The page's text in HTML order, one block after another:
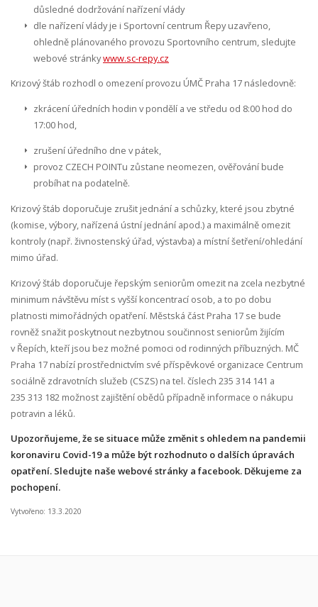
důsledné dodržování nařízení vlády
dle nařízení vlády je i Sportovní centrum Řepy uzavřeno,
ohledně plánovaného provozu Sportovního centrum, sledujte
webové stránkywww.sc-repy.cz
Krizový štáb rozhodl o omezení provozu ÚMČ Praha 17 následovně:
zkrácení úředních hodin v pondělí a ve středu od 8:00 hod do
17:00 hod,
zrušení úředního dne v pátek,
provoz CZECH POINTu zůstane neomezen, ověřování bude
probíhat na podatelně.
Krizový štáb doporučuje zrušit jednání a schůzky, které jsou zbytné
(komise, výbory, nařízená ústní jednání apod.) a maximálně omezit
kontroly (např. živnostenský úřad, výstavba) a místní šetření/ohledání
mimo úřad.
Krizový štáb doporučuje řepským seniorům omezit na zcela nezbytné
minimum návštěvu míst s vyšší koncentrací osob, a to po dobu
platnosti mimořádných opatření. Městská část Praha 17 se bude
rovněž snažit poskytnout nezbytnou součinnost seniorům žijícím
v Řepích, kteří jsou bez možné pomoci od rodinných příbuzných. MČ
Praha 17 nabízí prostřednictvím své příspěvkové organizace Centrum
sociálně zdravotních služeb (CSZS) na tel. číslech 235 314 141 a
235 313 182 možnost zajištění obědů případně informace o nákupu
potravin a léků.
Upozorňujeme, že se situace může změnit s ohledem na pandemii
koronaviru Covid-19 a může být rozhodnuto o dalších úpravách
opatření. Sledujte naše webové stránky a facebook. Děkujeme za
pochopení.
Vytvořeno: 13.3.2020